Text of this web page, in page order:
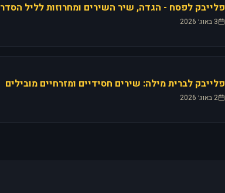
פלייבק לפסח - הגדה, שיר השירים ומחרוזות לליל הסדר
3 באוג׳ 2026
פלייבק לברית מילה: שירים חסידיים ומזרחיים מובילים
2 באוג׳ 2026